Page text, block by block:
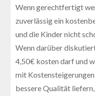
Wenn gerechtfertigt
zuverlässig ein
und die Kinder nicht
Wenn darüber
4,50€ kosten darf und
mit
bessere Qualität